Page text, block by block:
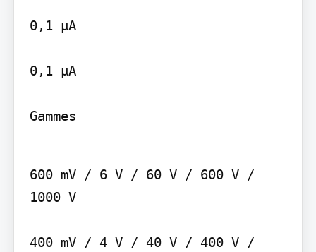
0,1 µA
0,1 µA
Gammes
600 mV / 6 V / 60 V / 600 V /
1000 V
400 mV / 4 V / 40 V / 400 V /